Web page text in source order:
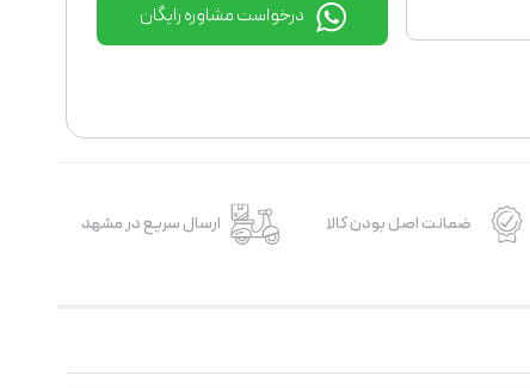
درخواست مشاوره رایگان
ضمانت اصل بودن کالا ارسال سریع در مشهد